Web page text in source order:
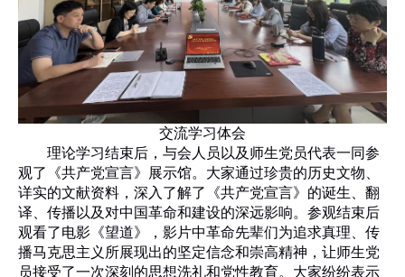
交流学习体会
理论学习结束后，与会人员以及师生党员代表一同参
观了《共产党宣言》展示馆。大家通过珍贵的历史文物、
详实的文献资料，深入了解了《共产党宣言》的诞生、翻
译、传播以及对中国革命和建设的深远影响。参观结束后
观看了电影《望道》，影片中革命先辈们为追求真理、传
播马克思主义所展现出的坚定信念和崇高精神，让师生党
员接受了一次深刻的思想洗礼和党性教育。大家纷纷表示